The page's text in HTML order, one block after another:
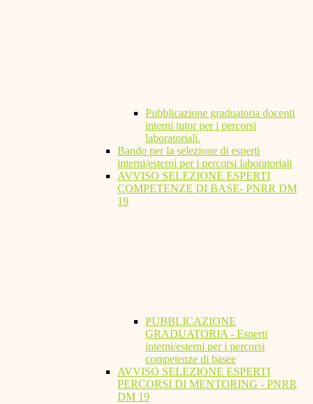
Pubblicazione graduatoria docenti
interni tutor per i percorsi
laboratoriali.
Bando per la selezione di esperti
interni/esterni per i percorsi laboratoriali
AVVISO SELEZIONE ESPERTI
COMPETENZE DI BASE- PNRR DM
19
PUBBLICAZIONE
GRADUATORIA - Esperti
interni/esterni per i percorsi
competenze di basee
AVVISO SELEZIONE ESPERTI
PERCORSI DI MENTORING - PNRR
DM 19